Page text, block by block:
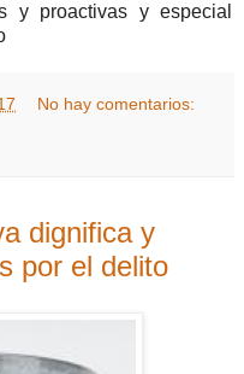
y proactivas y especial
No hay comentarios:
dignifica y
por el delito